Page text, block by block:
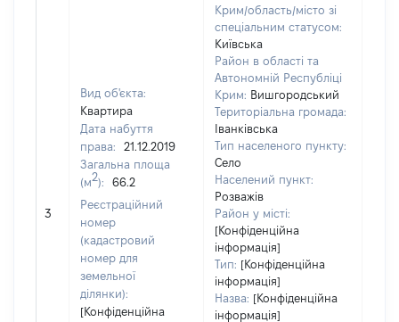
3
Вид об'єкта:
Квартира
Дата набуття
права:
21.12.2019
Загальна площа
(м2):
66.2
Реєстраційний
номер
(кадастровий
номер для
земельної
ділянки):
[Конфіденційна
Крим/область/місто зі
спеціальним статусом:
Київська
Район в області та
Автономній Республіці
Крим: Вишгородський
Територіальна громада:
Іванківська
Тип населеного пункту:
Село
Населений пункт:
Розважів
Район у місті:
[Конфіденційна
інформація]
Тип: [Конфіденційна
інформація]
Назва: [Конфіденційна
інформація]